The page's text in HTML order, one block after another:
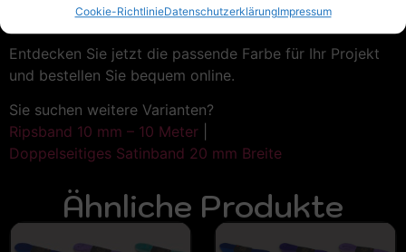
Cookie-RichtlinieDatenschutzerklärungImpressum
und Scrapbooking.
Entdecken Sie jetzt die passende Farbe für Ihr Projekt
und bestellen Sie bequem online.
Sie suchen weitere Varianten?
Ripsband 10 mm – 10 Meter
Doppelseitiges Satinband 20 mm Breite
Ähnliche Produkte